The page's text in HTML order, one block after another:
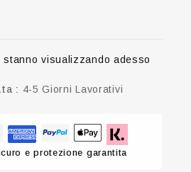
stanno visualizzando adesso
: 4-5 Giorni Lavorativi
e protezione garantita